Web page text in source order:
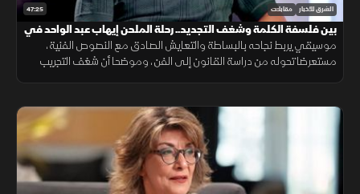
47:25 الشرق للأخبار مقابلات
بين فلسفة الكلمة وشغف التجديد.. رحلة الملحن إيهاب عبد الواحد في
ضيفي
موسيقي يربط نجاحه بالبساطة والتعايش الصادق مع النصوص الفنية،
مستعرضا تحوله من دراسة القانون إلى الفن، وموضحا أن شغف التجريب